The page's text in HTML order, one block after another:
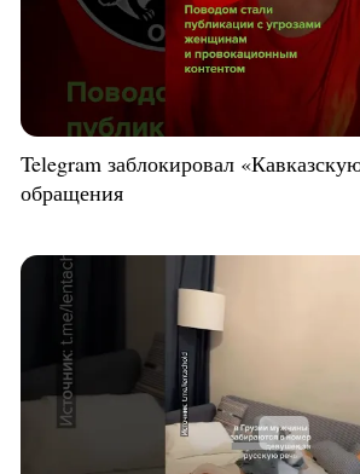
Telegram заблокировал
обращения